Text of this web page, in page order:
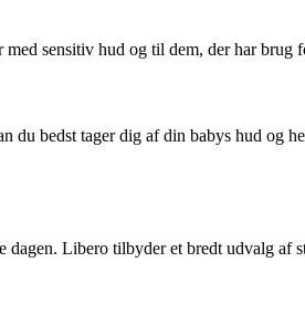
sensitiv hud og til dem, der har brug
bedst tager dig af din babys hud og
Libero tilbyder et bredt udvalg af